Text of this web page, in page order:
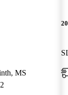
MS